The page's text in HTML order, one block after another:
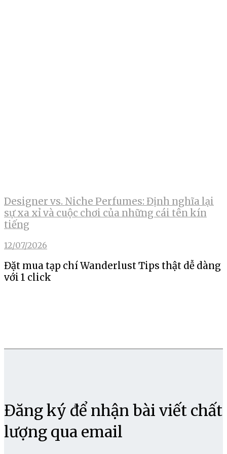
Designer vs. Niche Perfumes: Định nghĩa lại
sự xa xỉ và cuộc chơi của những cái tên kín
tiếng
12/07/2026
Đặt mua tạp chí Wanderlust Tips thật dễ dàng
với 1 click
Đăng ký để nhận bài viết chất
lượng qua email